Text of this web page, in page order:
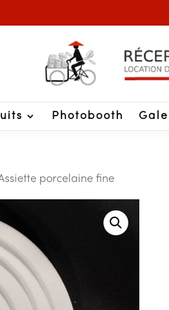
Photobooth
porcelaine fine